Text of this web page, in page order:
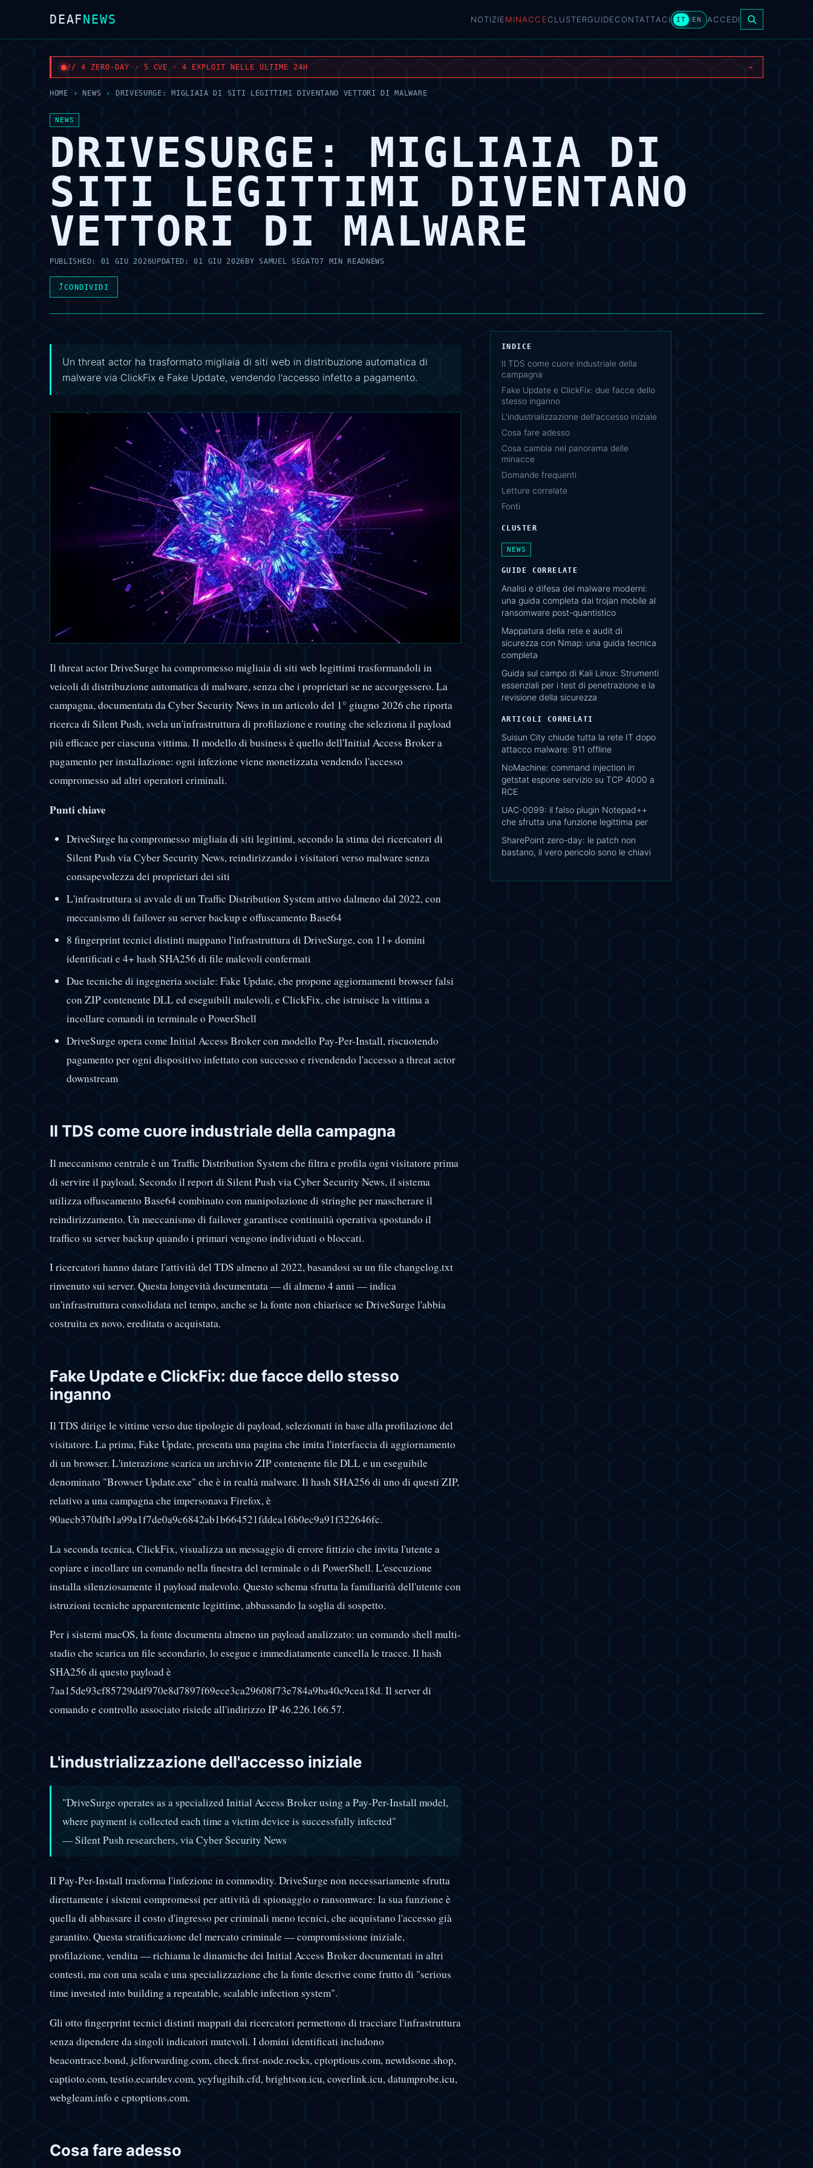
DEAFNEWS NOTIZIEMINACCECLUSTERGUIDECONTATTACI IT EN ACCEDI
// 4 ZERO-DAY · 5 CVE · 4 EXPLOIT NELLE ULTIME 24H →
HOME › NEWS › DRIVESURGE: MIGLIAIA DI SITI LEGITTIMI DIVENTANO VETTORI DI MALWARE
NEWS
DRIVESURGE: MIGLIAIA DI
SITI LEGITTIMI DIVENTANO
VETTORI DI MALWARE
PUBLISHED:01 GIU 2026UPDATED:01 GIU 2026 BY SAMUEL SEGATO7 MIN READ NEWS
⤴CONDIVIDI
Un threat actor ha trasformato migliaia di siti web in distribuzione automatica di
malware via ClickFix e Fake Update, vendendo l'accesso infetto a pagamento.
Il threat actor DriveSurge ha compromesso migliaia di siti web legittimi trasformandoli in
veicoli di distribuzione automatica di malware, senza che i proprietari se ne accorgessero. La
campagna, documentata da Cyber Security News in un articolo del 1° giugno 2026 che riporta
ricerca di Silent Push, svela un'infrastruttura di profilazione e routing che seleziona il payload
più efficace per ciascuna vittima. Il modello di business è quello dell'Initial Access Broker a
pagamento per installazione: ogni infezione viene monetizzata vendendo l'accesso
compromesso ad altri operatori criminali.
Punti chiave
DriveSurge ha compromesso migliaia di siti legittimi, secondo la stima dei ricercatori di
Silent Push via Cyber Security News, reindirizzando i visitatori verso malware senza
consapevolezza dei proprietari dei siti
L'infrastruttura si avvale di un Traffic Distribution System attivo dalmeno dal 2022, con
meccanismo di failover su server backup e offuscamento Base64
8 fingerprint tecnici distinti mappano l'infrastruttura di DriveSurge, con 11+ domini
identificati e 4+ hash SHA256 di file malevoli confermati
Due tecniche di ingegneria sociale: Fake Update, che propone aggiornamenti browser falsi
con ZIP contenente DLL ed eseguibili malevoli, e ClickFix, che istruisce la vittima a
incollare comandi in terminale o PowerShell
DriveSurge opera come Initial Access Broker con modello Pay-Per-Install, riscuotendo
pagamento per ogni dispositivo infettato con successo e rivendendo l'accesso a threat actor
downstream
Il TDS come cuore industriale della campagna
Il meccanismo centrale è un Traffic Distribution System che filtra e profila ogni visitatore prima
di servire il payload. Secondo il report di Silent Push via Cyber Security News, il sistema
utilizza offuscamento Base64 combinato con manipolazione di stringhe per mascherare il
reindirizzamento. Un meccanismo di failover garantisce continuità operativa spostando il
traffico su server backup quando i primari vengono individuati o bloccati.
I ricercatori hanno datare l'attività del TDS almeno al 2022, basandosi su un file changelog.txt
rinvenuto sui server. Questa longevità documentata — di almeno 4 anni — indica
un'infrastruttura consolidata nel tempo, anche se la fonte non chiarisce se DriveSurge l'abbia
costruita ex novo, ereditata o acquistata.
Fake Update e ClickFix: due facce dello stesso
inganno
Il TDS dirige le vittime verso due tipologie di payload, selezionati in base alla profilazione del
visitatore. La prima, Fake Update, presenta una pagina che imita l'interfaccia di aggiornamento
di un browser. L'interazione scarica un archivio ZIP contenente file DLL e un eseguibile
denominato "Browser Update.exe" che è in realtà malware. Il hash SHA256 di uno di questi ZIP,
relativo a una campagna che impersonava Firefox, è
90aecb370dfb1a99a1f7de0a9c6842ab1b664521fddea16b0ec9a91f322646fc.
La seconda tecnica, ClickFix, visualizza un messaggio di errore fittizio che invita l'utente a
copiare e incollare un comando nella finestra del terminale o di PowerShell. L'esecuzione
installa silenziosamente il payload malevolo. Questo schema sfrutta la familiarità dell'utente con
istruzioni tecniche apparentemente legittime, abbassando la soglia di sospetto.
Per i sistemi macOS, la fonte documenta almeno un payload analizzato: un comando shell multi-
stadio che scarica un file secondario, lo esegue e immediatamente cancella le tracce. Il hash
SHA256 di questo payload è
7aa15de93cf85729ddf970e8d7897f69ece3ca29608f73e784a9ba40c9cea18d. Il server di
comando e controllo associato risiede all'indirizzo IP 46.226.166.57.
L'industrializzazione dell'accesso iniziale
"DriveSurge operates as a specialized Initial Access Broker using a Pay-Per-Install model,
where payment is collected each time a victim device is successfully infected"
— Silent Push researchers, via Cyber Security News
Il Pay-Per-Install trasforma l'infezione in commodity. DriveSurge non necessariamente sfrutta
direttamente i sistemi compromessi per attività di spionaggio o ransomware: la sua funzione è
quella di abbassare il costo d'ingresso per criminali meno tecnici, che acquistano l'accesso già
garantito. Questa stratificazione del mercato criminale — compromissione iniziale,
profilazione, vendita — richiama le dinamiche dei Initial Access Broker documentati in altri
contesti, ma con una scala e una specializzazione che la fonte descrive come frutto di "serious
time invested into building a repeatable, scalable infection system".
Gli otto fingerprint tecnici distinti mappati dai ricercatori permettono di tracciare l'infrastruttura
senza dipendere da singoli indicatori mutevoli. I domini identificati includono
beacontrace.bond, jclforwarding.com, check.first-node.rocks, cptoptious.com, newtdsone.shop,
captioto.com, testio.ecartdev.com, ycyfugihih.cfd, brightson.icu, coverlink.icu, datumprobe.icu,
webgleam.info e cptoptions.com.
Cosa fare adesso
INDICE
Il TDS come cuore industriale della
campagna
Fake Update e ClickFix: due facce dello
stesso inganno
L'industrializzazione dell'accesso iniziale
Cosa fare adesso
Cosa cambia nel panorama delle
minacce
Domande frequenti
Letture correlate
Fonti
CLUSTER
NEWS
GUIDE CORRELATE
Analisi e difesa dei malware moderni:
una guida completa dai trojan mobile al
ransomware post-quantistico
Mappatura della rete e audit di
sicurezza con Nmap: una guida tecnica
completa
Guida sul campo di Kali Linux: Strumenti
essenziali per i test di penetrazione e la
revisione della sicurezza
ARTICOLI CORRELATI
Suisun City chiude tutta la rete IT dopo
attacco malware: 911 offline
NoMachine: command injection in
getstat espone servizio su TCP 4000 a
RCE
UAC-0099: il falso plugin Notepad++
che sfrutta una funzione legittima per
SharePoint zero-day: le patch non
bastano, il vero pericolo sono le chiavi